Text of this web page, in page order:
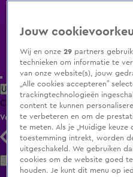
Uitzending Gemist Populaire
ClipsFilmsRadioSmart TV
Volg KIJK
Zoeken
Jouw
Wij en onze29 partners
technieken om informatie te
van onze website(s), jouw
„Alle cookies accepteren”
trackingtechnologieën
content te kunnen
te verbeteren en om de
te meten. Als je „Huidige keuze
toestemming intrekt, worden
uitgeschakeld. We gebruiken
cookies om de website goed
houden. Je kunt dit menu op